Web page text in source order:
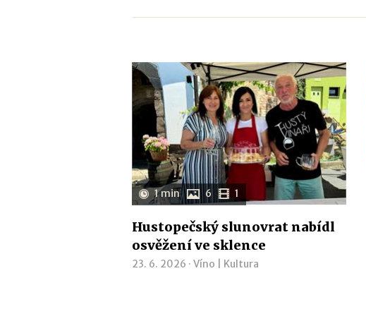
1 min 6 1
Hustopečský slunovrat nabídl
osvěžení ve sklence
23. 6. 2026 · Víno Kultura